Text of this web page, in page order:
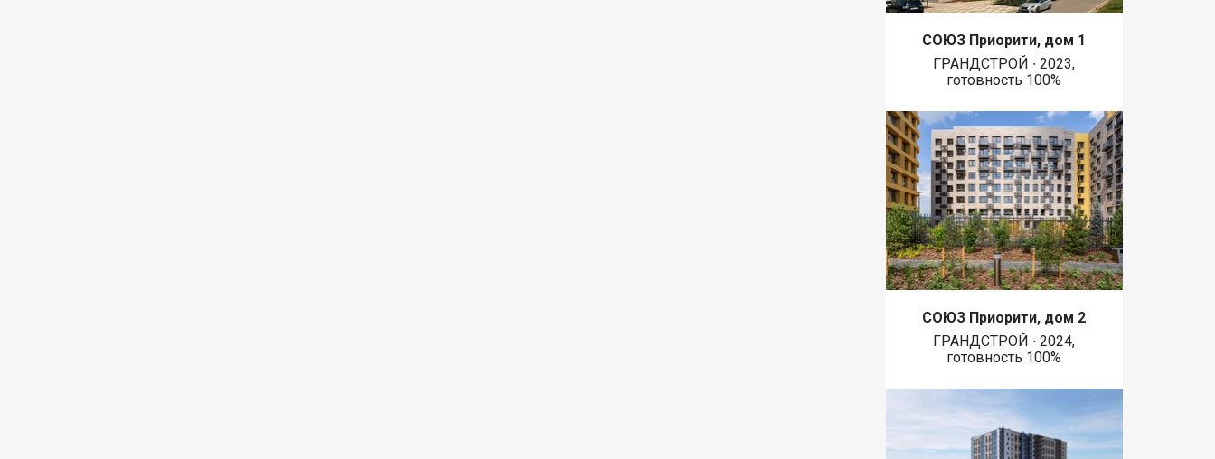
СОЮЗ Приорити, дом 1
ГРАНДСТРОЙ ∙ 2023,
готовность 100%
СОЮЗ Приорити, дом 2
ГРАНДСТРОЙ ∙ 2024,
готовность 100%